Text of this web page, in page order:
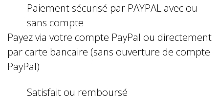
Paiement sécurisé par PAYPAL avec ou
sans compte
Payez via votre compte PayPal ou directement
par carte bancaire (sans ouverture de compte
PayPal)
Satisfait ou remboursé